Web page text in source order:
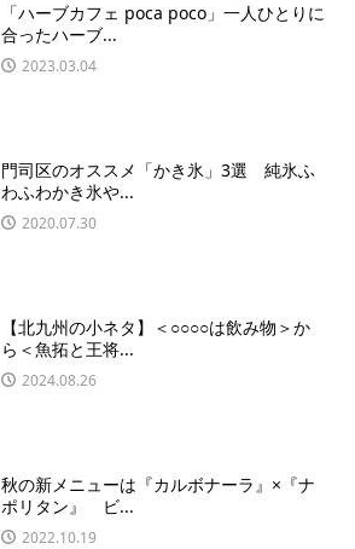
「ハーブカフェ poca poco」一人ひとりに
合ったハーブ...
2023.03.04
門司区のオススメ「かき氷」3選 純氷ふ
わふわかき氷や...
2020.07.30
【北九州の小ネタ】＜○○○○は飲み物＞か
ら＜魚拓と王将...
2024.08.26
秋の新メニューは『カルボナーラ』×『ナ
ポリタン』 ビ...
2022.10.19